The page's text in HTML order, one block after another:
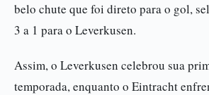
belo chute que foi direto para o gol,
3 a 1 para o Leverkusen.
Assim, o Leverkusen celebrou sua
temporada, enquanto o Eintracht